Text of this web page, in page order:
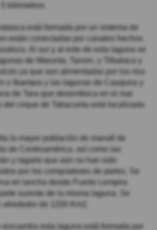
kilómetros.
está formada por un sistema de
están conectadas por canales hechos
Al sur y al este de esta laguna se
de Warunta, Tansin, y Tilbalaca y
ya que son alimentadas por los rios
o Ibantara y las lagunas de Cauquira y
de Tara que desemboca en el mar
del crique de Tabacunta está localizada
la mayor población de manatí de
de Centroamérica, así como las
y lagarto que aún no han sido
por los compradores de pieles. Se
en lancha desde Puerto Lempira
sureste de la misma laguna. Se
de 1200 Km2.
encuentra esta laguna está formada por